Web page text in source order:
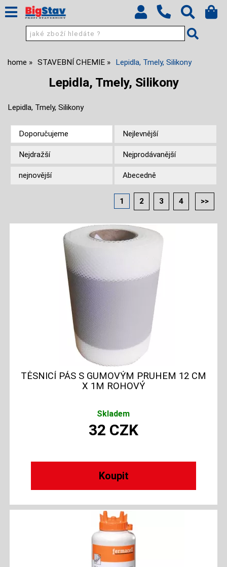
home STAVEBNÍ CHEMIE Lepidla, Tmely, Silikony
Lepidla, Tmely, Silikony
Lepidla, Tmely, Silikony
Doporučujeme Nejlevnější
Nejdražší Nejprodávanější
nejnovější Abecedně
1 2 3 4 >>
TĚSNICÍ PÁS S GUMOVÝM PRUHEM 12 CM
X 1M ROHOVÝ
Skladem
32 CZK